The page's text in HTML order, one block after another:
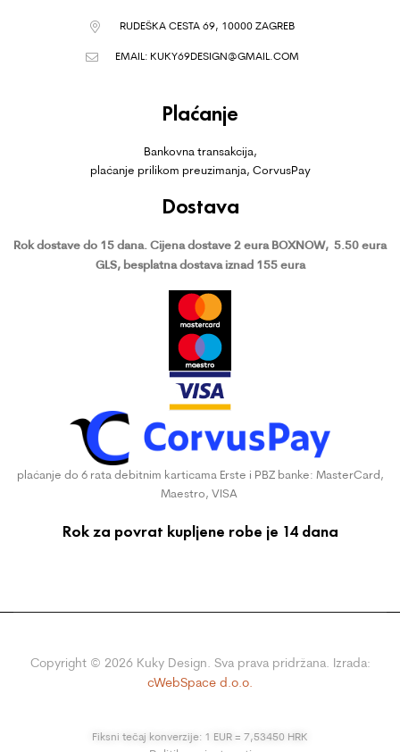
RUDEŠKA CESTA 69, 10000 ZAGREB
EMAIL: KUKY69DESIGN@GMAIL.COM
Plaćanje
Bankovna transakcija,
plaćanje prilikom preuzimanja, CorvusPay
Dostava
Rok dostave do 15 dana. Cijena dostave 2 eura BOXNOW, 5.50 eura
GLS, besplatna dostava iznad 155 eura
plaćanje do 6 rata debitnim karticama Erste i PBZ banke: MasterCard,
Maestro, VISA
Rok za povrat kupljene robe je 14 dana
Copyright © 2026Kuky Design. Sva prava pridržana. Izrada:
cWebSpace d.o.o.
Fiksni tečaj konverzije: 1 EUR = 7,53450 HRK